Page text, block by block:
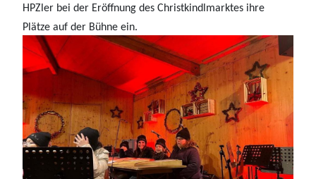
HPZler bei der Eröffnung des Christkindlmarktes ihre
Plätze auf der Bühne ein.